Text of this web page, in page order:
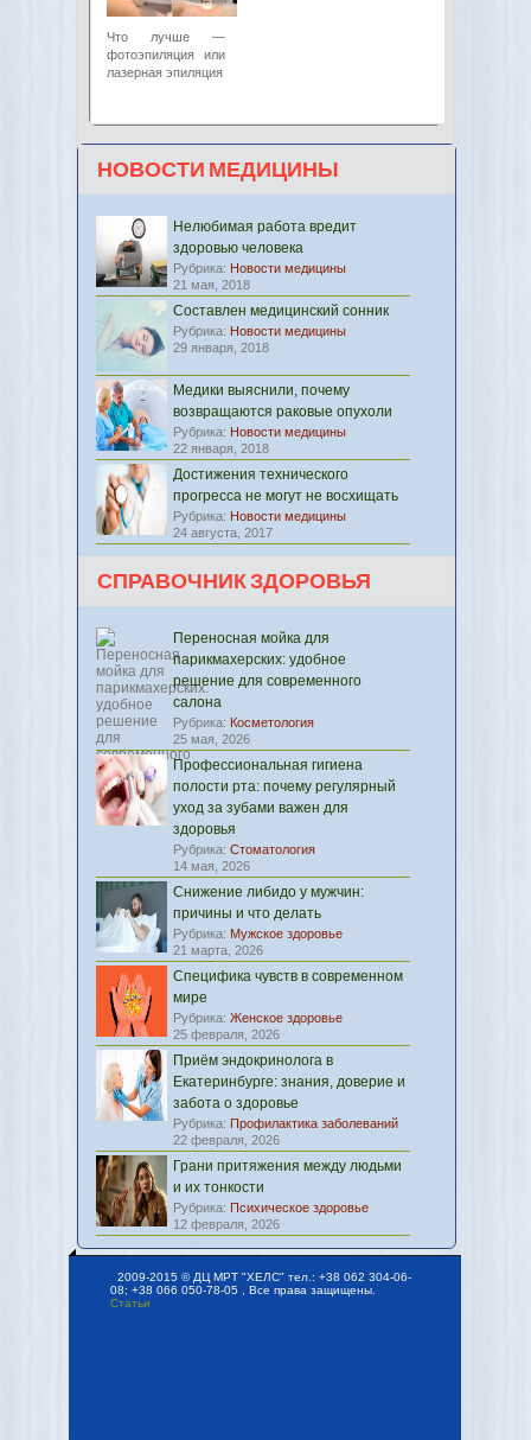
Что лучше —
фотоэпиляция или
лазерная эпиляция
НОВОСТИ МЕДИЦИНЫ
Нелюбимая работа вредит
здоровью человека
Рубрика: Новости медицины
21 мая, 2018
Составлен медицинский сонник
Рубрика: Новости медицины
29 января, 2018
Медики выяснили, почему
возвращаются раковые опухоли
Рубрика: Новости медицины
22 января, 2018
Достижения технического
прогресса не могут не восхищать
Рубрика: Новости медицины
24 августа, 2017
СПРАВОЧНИК ЗДОРОВЬЯ
Переносная мойка для
парикмахерских: удобное
решение для современного
салона
Рубрика: Косметология
25 мая, 2026
Профессиональная гигиена
полости рта: почему регулярный
уход за зубами важен для
здоровья
Рубрика: Стоматология
14 мая, 2026
Снижение либидо у мужчин:
причины и что делать
Рубрика: Мужское здоровье
21 марта, 2026
Специфика чувств в современном
мире
Рубрика: Женское здоровье
25 февраля, 2026
Приём эндокринолога в
Екатеринбурге: знания, доверие и
забота о здоровье
Рубрика: Профилактика заболеваний
22 февраля, 2026
Грани притяжения между людьми
и их тонкости
Рубрика: Психическое здоровье
12 февраля, 2026
2009-2015 © ДЦ МРТ "ХЕЛС" тел.: +38 062 304-06-
08; +38 066 050-78-05 , Все права защищены.
Статьи